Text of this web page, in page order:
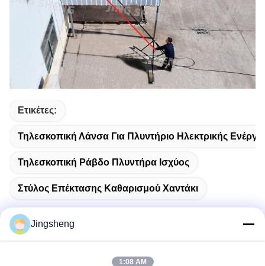
Ετικέτες:
Τηλεσκοπική Λάνσα Για Πλυντήριο Ηλεκτρικής
Τηλεσκοπική Ράβδο Πλυντήρα Ισχύος
Στύλος Επέκτασης Καθαρισμού Χαντάκι
Γρήγορη επικοινωνία
Jingsheng
1:08 AM